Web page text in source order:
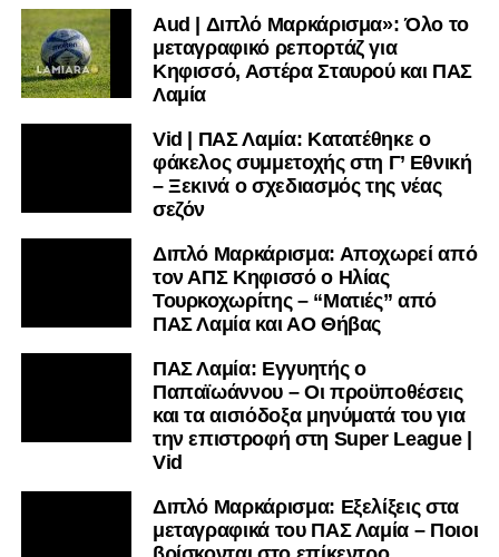
Aud | Διπλό Μαρκάρισμα»: Όλο το
μεταγραφικό ρεπορτάζ για
Κηφισσό, Αστέρα Σταυρού και ΠΑΣ
Λαμία
Vid | ΠΑΣ Λαμία: Κατατέθηκε ο
φάκελος συμμετοχής στη Γ’ Εθνική
– Ξεκινά ο σχεδιασμός της νέας
σεζόν
Διπλό Μαρκάρισμα: Αποχωρεί από
τον ΑΠΣ Κηφισσό ο Ηλίας
Τουρκοχωρίτης – “Ματιές” από
ΠΑΣ Λαμία και ΑΟ Θήβας
ΠΑΣ Λαμία: Εγγυητής ο
Παπαϊωάννου – Οι προϋποθέσεις
και τα αισιόδοξα μηνύματά του για
την επιστροφή στη Super League |
Vid
Διπλό Μαρκάρισμα: Εξελίξεις στα
μεταγραφικά του ΠΑΣ Λαμία – Ποιοι